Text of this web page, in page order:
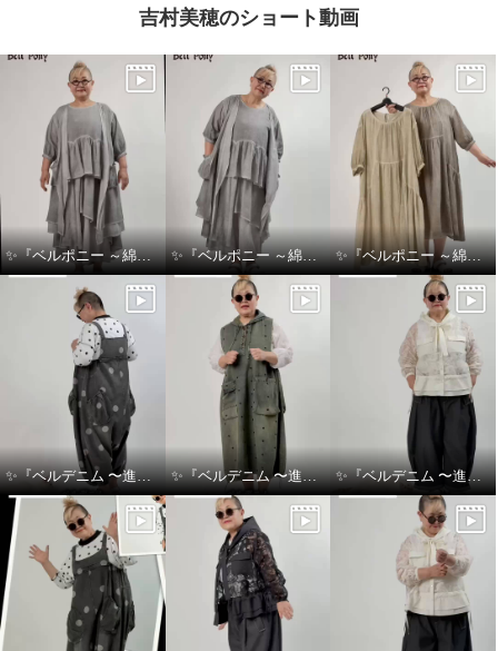
吉村美穂のショート動画
✨『ベルポニー ～綿麻製品染めシリーズ～』✨ ✨『ベルポニー ～綿麻製品染めシリーズ～』✨ ✨『ベルポニー ～綿麻製品染めシリーズ～』✨
✨『ベルデニム 〜進化を感じるデニムスタイル〜』✨ ✨『ベルデニム 〜進化を感じるデニムスタイル〜』✨ ✨『ベルデニム 〜進化を感じるデニムスタイル〜』✨